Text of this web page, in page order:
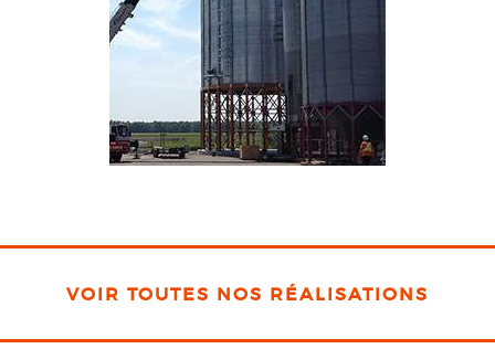
VOIR TOUTES NOS RÉALISATIONS